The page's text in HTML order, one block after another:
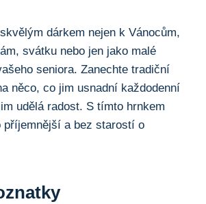
dárkem⁢ nejen k Vánocům,
svátku nebo jen jako malé
seniora. Zanechte tradiční
něco, co jim ⁤usnadní ⁣každodenní
udělá ​radost. S tímto hrnkem⁤
příjemnější ⁤a bez starostí o